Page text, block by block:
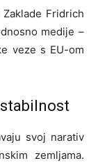
Fridrich
medije –
veze s EU-om
svoj narativ
zemljama.